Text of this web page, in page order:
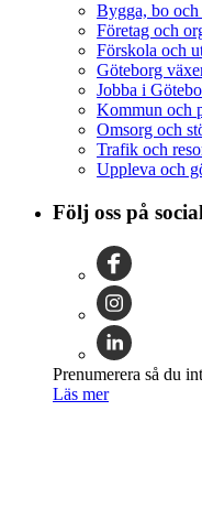
Bygga, bo
Företag och
Förskola och
Göteborg
Jobba i
Kommun och
Omsorg och
Trafik och
Uppleva och
Följ oss på
Prenumerera så du
Läs mer